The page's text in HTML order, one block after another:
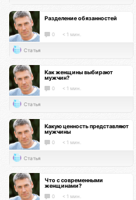
Разделение обязанностей
0 < 1 мин.
Статья
Как женщины выбирают
мужчин?
0 < 1 мин.
Статья
Какую ценность представляют
мужчины
0 < 1 мин.
Статья
Что с современными
женщинами?
0 < 1 мин.